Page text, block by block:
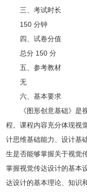
三、考试时长
150 分钟
四、试卷分值
总分 150 分
五、参考教材
无
六、基本要求
《图形创意基础》是视
程。课程内容充分体现视
计思维基础能力、设计基
生是否能够掌握关于视觉
掌握视觉传达设计的基本
达设计的基本理论、知识